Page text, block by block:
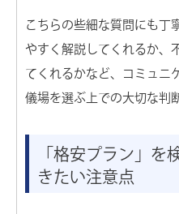
こちらの些細な質問にも丁
やすく解説してくれるか、
てくれるかなど、コミュニ
儀場を選ぶ上での大切な判
「格安プラン」を
きたい注意点